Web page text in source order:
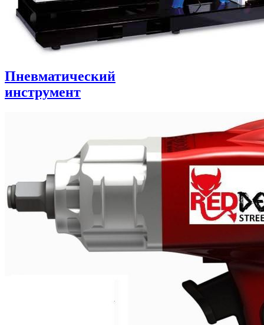
Пневматический
инструмент